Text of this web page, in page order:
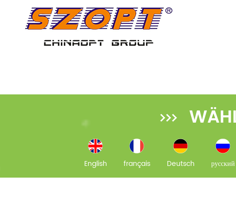
English français Deutsch русский